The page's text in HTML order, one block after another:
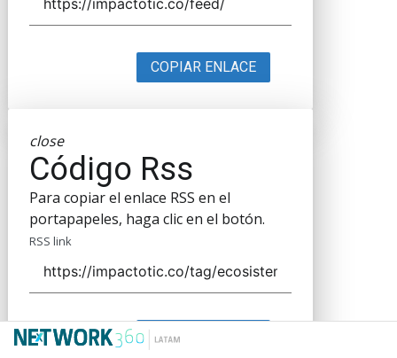
COPIAR ENLACE
close
Código Rss
Para copiar el enlace RSS en el
portapapeles, haga clic en el botón.
RSS link
COPIAR ENLACE